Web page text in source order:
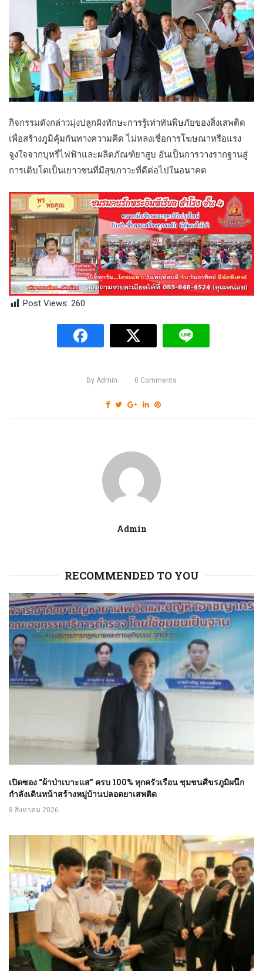
กิจกรรมดังกล่าวมุ่งปลูกฝังทักษะการรู้เท่าทันพิษภัยของสิ่งเสพติด
เพื่อสร้างภูมิคุ้มกันทางความคิด ไม่หลงเชื่อการโฆษณาหรือแรง
จูงใจจากบุหรี่ไฟฟ้าและผลิตภัณฑ์ยาสูบ อันเป็นการวางรากฐานสู่
การเติบโตเป็นเยาวชนที่มีสุขภาวะที่ดีต่อไปในอนาคต
Post Views: 260
By Admin 0 Comments
Admin
RECOMMENDED TO YOU
เปิดซอง “ผ้าป่าเบาะแส” ครบ 100% ทุกครัวเรือน ชุมชนศีขรภูมิผนึก
กำลังเดินหน้าสร้างหมู่บ้านปลอดยาเสพติด
8 สิงหาคม 2026